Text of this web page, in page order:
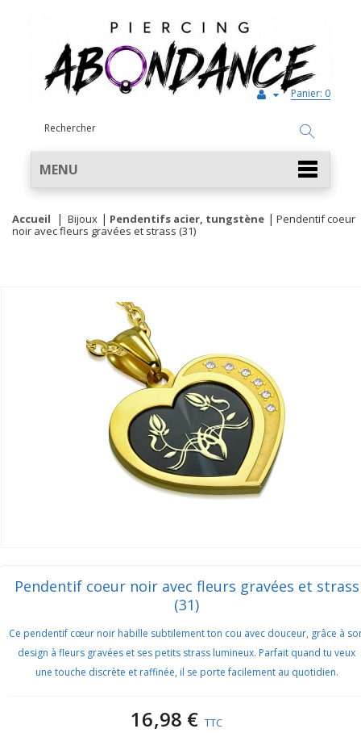
Panier: 0
MENU
Accueil Bijoux Pendentifs acier, tungstène
Pendentif coeur
noir avec fleurs gravées et strass (31)
Pendentif coeur noir avec fleurs gravées et strass
(31)
Ce pendentif cœur noir habille subtilement ton cou avec douceur, grâce à
design à fleurs gravées et ses petits strass lumineux. Parfait quand tu veux
une touche discrète et raffinée, il se porte facilement au quotidien.
16,98 € TTC